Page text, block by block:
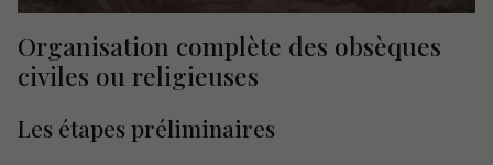
Organisation complète des obsèques
civiles ou religieuses
Les étapes préliminaires